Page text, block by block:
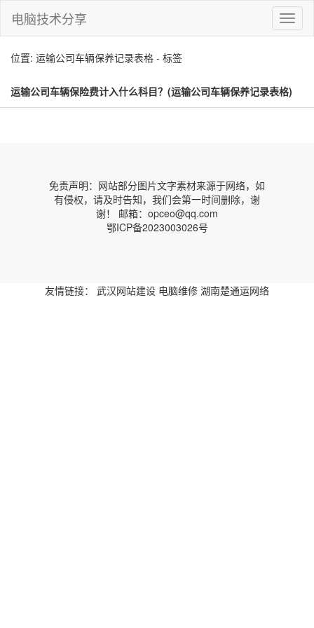
切
换
电脑技术分享
位置: 运输公司车辆保养记录表格 - 标签
运输公司车辆保险费计入什么科目？(运输公司车辆保养记录表格)
免责声明：网站部分图片文字素材来源于网络，如
有侵权，请及时告知，我们会第一时间删除，谢
谢！ 邮箱：opceo@qq.com
鄂ICP备2023003026号
友情链接： 武汉网站建设 电脑维修 湖南楚通运网络